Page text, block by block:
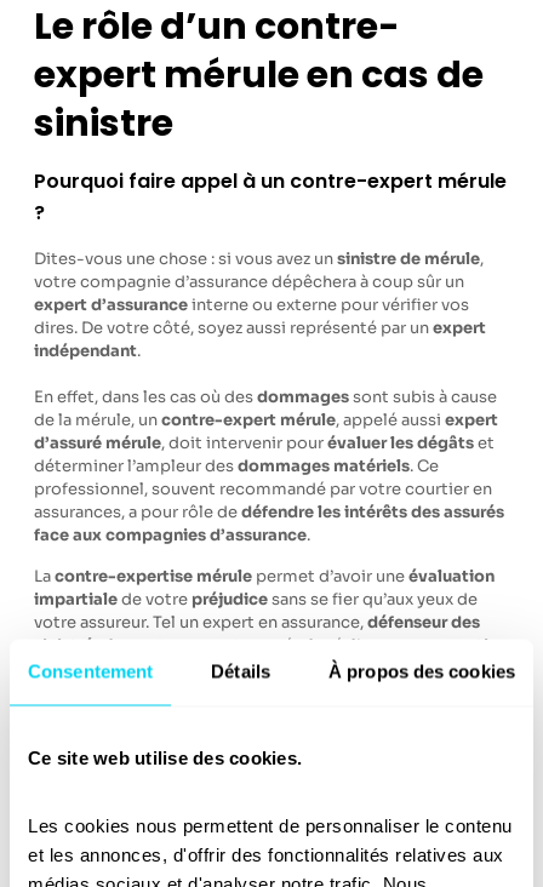
Consentement Détails À propos des cookies
Ce site web utilise des cookies.
Les cookies nous permettent de personnaliser le contenu
et les annonces, d'offrir des fonctionnalités relatives aux
médias sociaux et d'analyser notre trafic. Nous
Le rôle d’un contre-
expert mérule en cas de
sinistre
Pourquoi faire appel à un contre-expert mérule
?
Dites-vous une chose : si vous avez unsinistre de mérule,
votre compagnie d’assurance dépêchera à coup sûr un
expert d’assuranceinterne ou externe pour vérifier vos
dires. De votre côté, soyez aussi représenté par unexpert
indépendant.
En effet, dans les cas où desdommagessont subis à cause
de la mérule, uncontre-expert mérule, appelé aussiexpert
d’assuré mérule, doit intervenir pourévaluer les dégâtset
déterminer l’ampleur desdommages matériels. Ce
professionnel, souvent recommandé par votre courtier en
assurances, a pour rôle dedéfendre les intérêts des assurés
face aux compagnies d’assurance.
Lacontre-expertise mérule permet d’avoir uneévaluation
impartialede votre préjudicesans se fier qu’aux yeux de
votre assureur. Tel un expert en assurance,défenseur des
sinistrés
, le contre-expert en mérule réalisera une
expertise
mérule de manière neutre. L’assuré s’assure donc un juste
d’indemnisation.Son objectif est aussi de vérifier que la
La vétusté des biens endommagés
: Afin de vérifier si
l’assureur applique correctement les déductions pour